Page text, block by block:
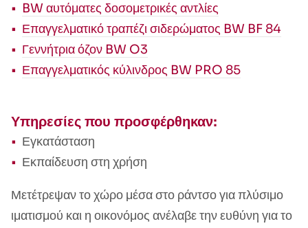
BW αυτόματες δοσομετρικές αντλίες
Επαγγελματικό τραπέζι σιδερώματος BW BF 84
Γεννήτρια όζον BW O3
Επαγγελματικός κύλινδρος BW PRO 85
Υπηρεσίες που προσφέρθηκαν:
Εγκατάσταση
Εκπαίδευση στη χρήση
Μετέτρεψαν το χώρο μέσα στο ράντσο για πλύσιμο
ιματισμού και η οικονόμος ανέλαβε την ευθύνη για το